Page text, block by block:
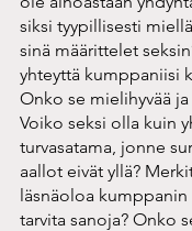
siksi tyypillisesti
sinä määrittelet
yhteyttä kumppaniisi
Onko se mielihyvää
Voiko seksi olla kuin
turvasatama, jonne
aallot eivät yllä?
läsnäoloa
tarvita sanoja? Onko